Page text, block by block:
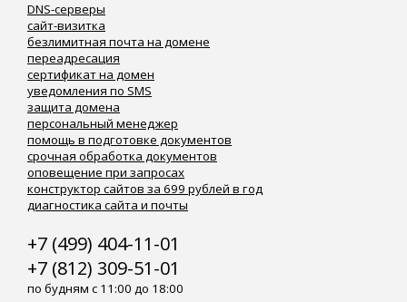
DNS-серверы
сайт-визитка
безлимитная почта на домене
переадресация
сертификат на домен
уведомления по SMS
защита домена
персональный менеджер
помощь в подготовке документов
срочная обработка документов
оповещение при запросах
конструктор сайтов за 699 рублей в год
диагностика сайта и почты
+7 (499) 404-11-01
+7 (812) 309-51-01
по будням с 11:00 до 18:00